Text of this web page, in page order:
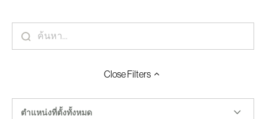
CloseFilters
ตำแหน่งที่ตั้งทั้งหมด